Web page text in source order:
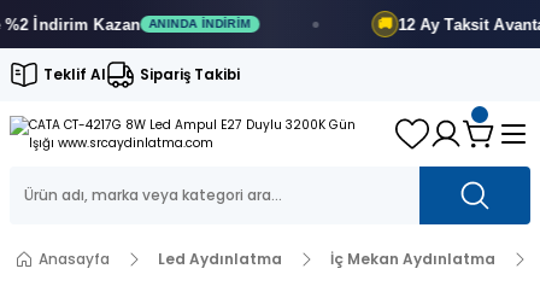
İndirimKazan ANINDA İNDIRIM 12 Ay Taksit Avantajı
Teklif Al Sipariş Takibi
Anasayfa Led Aydınlatma İç Mekan Aydınlatma